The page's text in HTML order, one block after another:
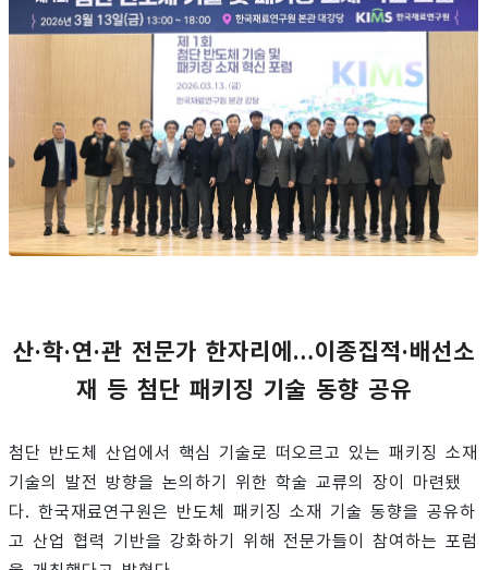
산·학·연·관 전문가 한자리에…이종집적·배선소
재 등 첨단 패키징 기술 동향 공유
첨단 반도체 산업에서 핵심 기술로 떠오르고 있는 패키징 소재
기술의 발전 방향을 논의하기 위한 학술 교류의 장이 마련됐
다. 한국재료연구원은 반도체 패키징 소재 기술 동향을 공유하
고 산업 협력 기반을 강화하기 위해 전문가들이 참여하는 포럼